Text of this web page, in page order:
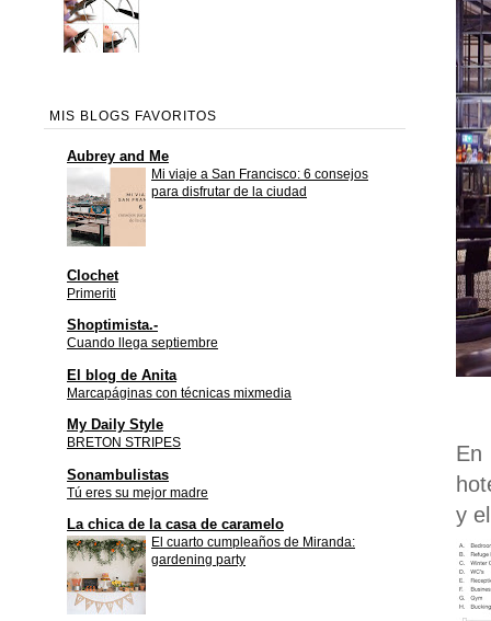
En
y
MIS BLOGS FAVORITOS
Aubrey and Me
Mi viaje a San Francisco: 6 consejos
para disfrutar de la ciudad
Clochet
Primeriti
Shoptimista.-
Cuando llega septiembre
El blog de Anita
Marcapáginas con técnicas mixmedia
My Daily Style
BRETON STRIPES
Sonambulistas
Tú eres su mejor madre
La chica de la casa de caramelo
El cuarto cumpleaños de Miranda:
gardening party